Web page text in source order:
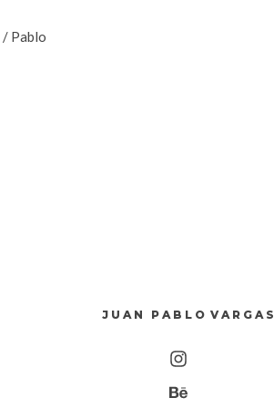
/ Pablo
J U A N P A B L O V A R G A S